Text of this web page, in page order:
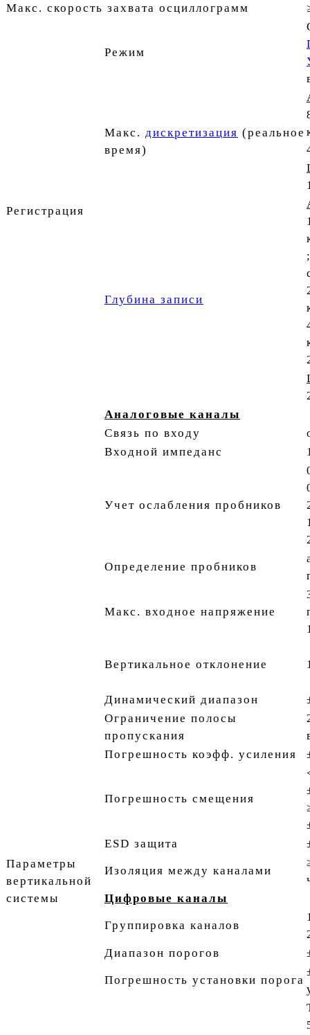
Макс. скорость захвата осциллограмм
Регистрация
Режим
Макс. дискретизация (реальное
время)
Глубина записи
Параметры
вертикальной
системы
Аналоговые каналы
Связь по входу
Входной импеданс
Учет ослабления пробников
Определение пробников
Макс. входное напряжение
Вертикальное отклонение
Динамический диапазон
Ограничение полосы
пропускания
Погрешность коэфф. усиления
Погрешность смещения
ESD защита
Изоляция между каналами
Цифровые каналы
Группировка каналов
Диапазон порогов
Погрешность установки порога